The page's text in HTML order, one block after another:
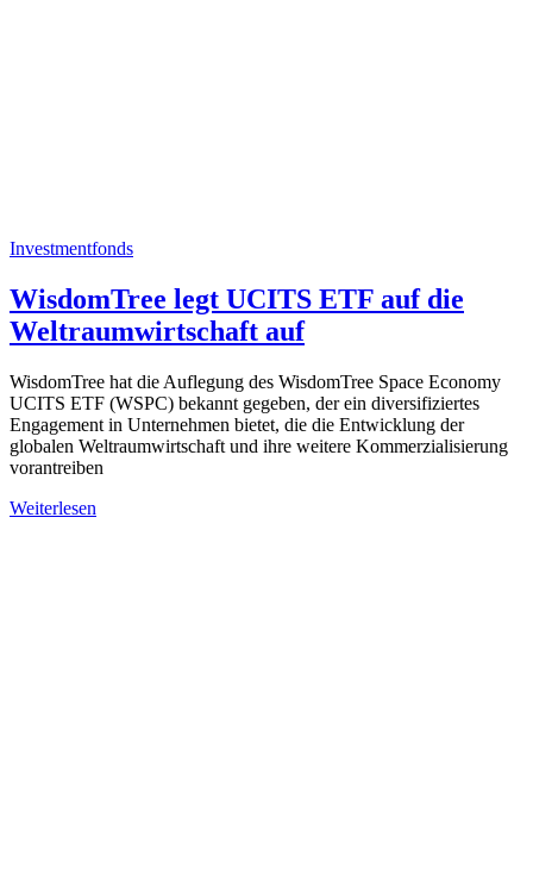
Investmentfonds
WisdomTree legt UCITS ETF auf die
Weltraumwirtschaft auf
WisdomTree hat die Auflegung des WisdomTree Space Economy
UCITS ETF (WSPC) bekannt gegeben, der ein diversifiziertes
Engagement in Unternehmen bietet, die die Entwicklung der
globalen Weltraumwirtschaft und ihre weitere Kommerzialisierung
vorantreiben
Weiterlesen